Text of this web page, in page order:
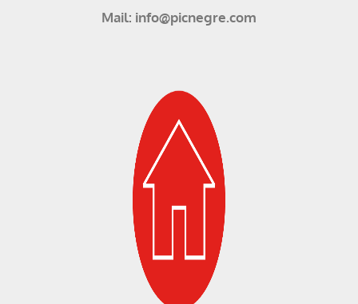
Mail: info@picnegre.com